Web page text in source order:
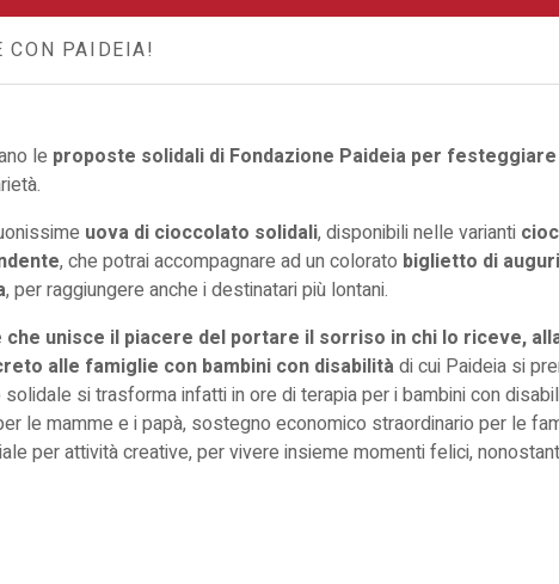
PAIDEIA!
le proposte solidali di Fondazione Paideia per festeggiare
uova di cioccolato solidali, disponibili nelle varianti
, che potrai accompagnare ad un colorato biglietto di auguri
, per raggiungere anche i destinatari più lontani.
unisce il piacere del portare il sorriso in chi lo riceve,
alle famiglie con bambini con disabilitàdi cui Paideia si
si trasforma infatti in ore di terapia per i bambini con
le mamme e i papà, sostegno economico straordinario per le
per attività creative, per vivere insieme momenti felici,